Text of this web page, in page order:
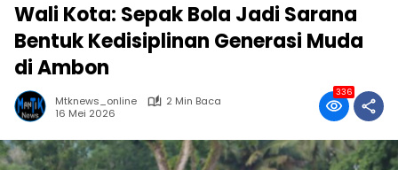
Wali Kota: Sepak Bola Jadi Sarana
Bentuk Kedisiplinan Generasi Muda
di Ambon
Mtknews_online
2 Min Baca
16 Mei 2026
336